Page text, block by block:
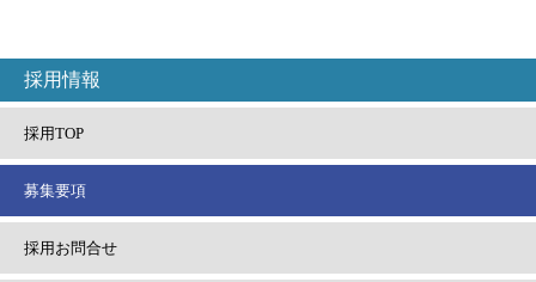
採用情報
採用TOP
募集要項
採用 お問合せ